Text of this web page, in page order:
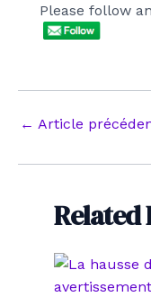
Please follow
Navigation
articles
← Article
Related